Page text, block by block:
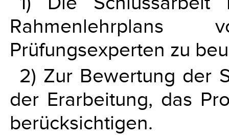
Prüfungsexperten zu
2) Zur Bewertung der
der Erarbeitung, das
berücksichtigen.